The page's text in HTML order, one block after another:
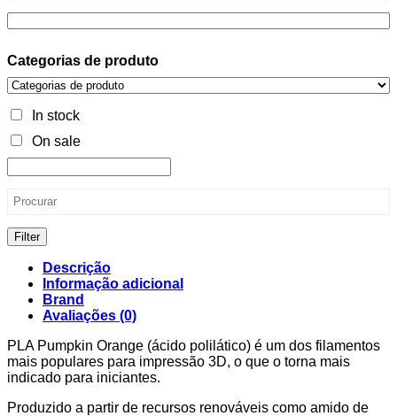
Categorias de produto
In stock
On sale
Filter
Descrição
Informação adicional
Brand
Avaliações (0)
PLA Pumpkin Orange (ácido polilático) é um dos filamentos
mais populares para impressão 3D, o que o torna mais
indicado para iniciantes.
Produzido a partir de recursos renováveis como amido de